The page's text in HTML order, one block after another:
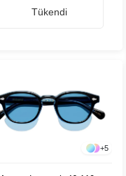
Tükendi
+5